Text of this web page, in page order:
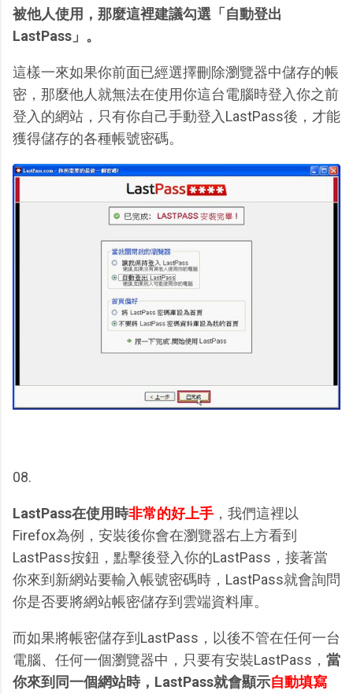
被他人使用，那麼這裡建議勾選「自動登出
LastPass」。
這樣一來如果你前面已經選擇刪除瀏覽器中儲存的帳
密，那麼他人就無法在使用你這台電腦時登入你之前
登入的網站，只有你自己手動登入LastPass後，才能
獲得儲存的各種帳號密碼。
08.
LastPass在使用時非常的好上手 ，我們這裡以
Firefox為例，安裝後你會在瀏覽器右上方看到
LastPass按鈕，點擊後登入你的LastPass，接著當
你來到新網站要輸入帳號密碼時，LastPass就會詢問
你是否要將網站帳密儲存到雲端資料庫。
而如果將帳密儲存到LastPass，以後不管在任何一台
電腦、任何一個瀏覽器中，只要有安裝LastPass， 當
你來到同一個網站時，LastPass就會顯示自動填寫